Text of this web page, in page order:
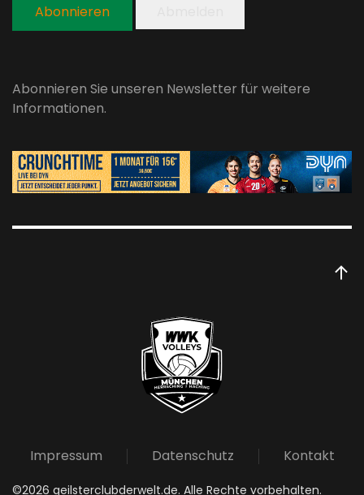
Abonnieren
Abonnieren Sie unseren Newsletter für weitere
Informationen.
Impressum Datenschutz Kontakt
©2026 geilsterclubderwelt.de. Alle Rechte vorbehalten.